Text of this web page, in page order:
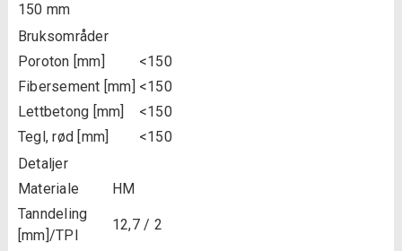
150 mm
Bruksområder
Poroton [mm]
<150
Fibersement [mm] <150
Lettbetong [mm]
<150
Tegl, rød [mm]
<150
Detaljer
Materiale
HM
Tanndeling
[mm]/TPI
12,7 / 2